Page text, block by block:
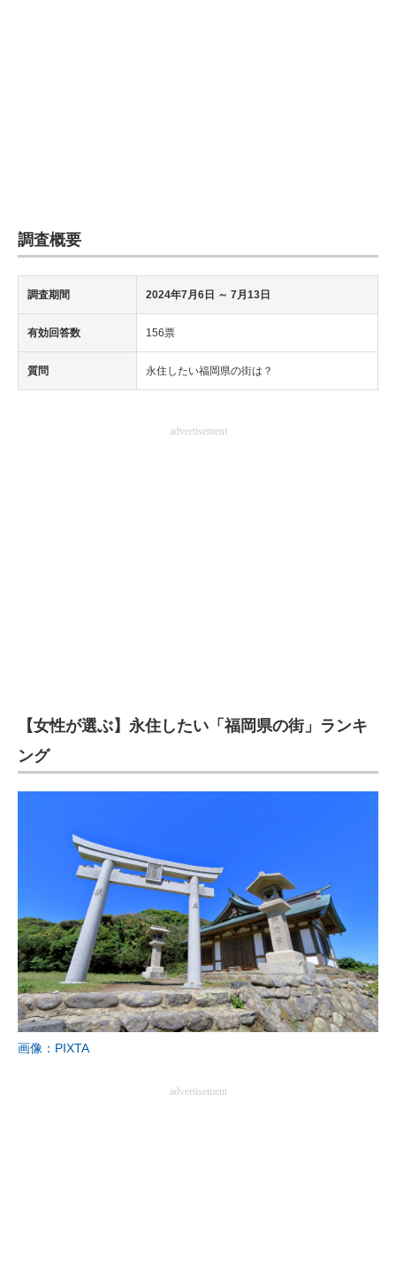
調査概要
調査期間 2024年7月6日 ～ 7月13日
有効回答数 156票
質問 永住したい福岡県の街は？
advertisement
【女性が選ぶ】永住したい「福岡県の街」ランキ
ング
画像：PIXTA
advertisement